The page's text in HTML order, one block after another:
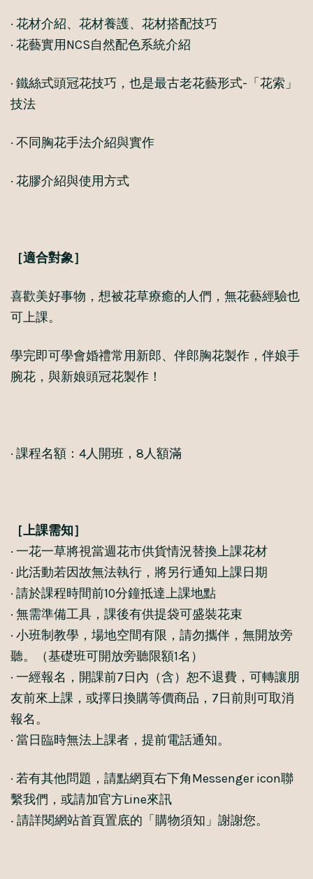
· 花材介紹、花材養護、花材搭配技巧
· 花藝實用NCS自然配色系統介紹
· 鐵絲式頭冠花技巧，也是最古老花藝形式-「花索」
技法
· 不同胸花手法介紹與實作
· 花膠介紹與使用方式
［適合對象］
喜歡美好事物，想被花草療癒的人們，無花藝經驗也
可上課。
學完即可學會婚禮常用新郎、伴郎胸花製作，伴娘手
腕花，與新娘頭冠花製作！
· 課程名額：4人開班，8人額滿
［上課需知］
· 一花一草將視當週花市供貨情況替換上課花材
· 此活動若因故無法執行，將另行通知上課日期
· 請於課程時間前10分鐘抵達上課地點
· 無需準備工具，課後有供提袋可盛裝花束
· 小班制教學，場地空間有限，請勿攜伴，無開放旁
聽。（基礎班可開放旁聽限額1名）
· 一經報名，開課前7日內（含）恕不退費，可轉讓朋
友前來上課，或擇日換購等價商品，7日前則可取消
報名。
· 當日臨時無法上課者，提前電話通知。
· 若有其他問題，請點網頁右下角Messenger icon聯
繫我們，或請加官方Line來訊
‧ 請詳閱網站首頁置底的「購物須知」謝謝您。